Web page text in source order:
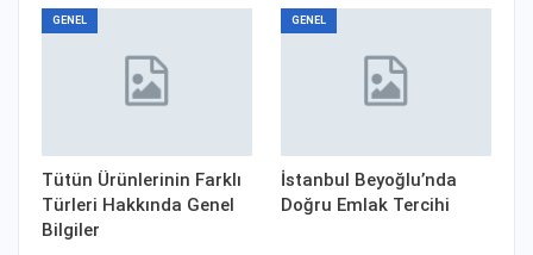
GENEL
Tütün Ürünlerinin Farklı
Türleri Hakkında Genel
Bilgiler
GENEL
İstanbul Beyoğlu’nda
Doğru Emlak Tercihi